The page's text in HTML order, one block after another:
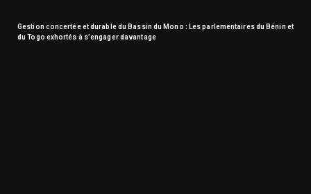
Gestion concertée et durable du Bassin du Mono : Les parlementaires du Bénin et
du Togo exhortés à s’engager davantage